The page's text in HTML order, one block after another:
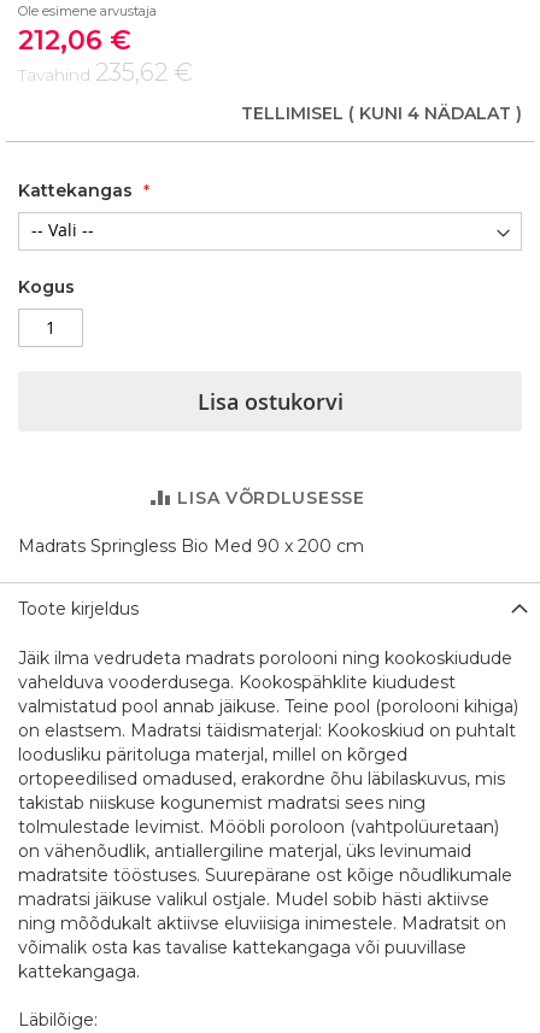
of
the
images
gallery
Ole esimene arvustaja
Soodushind
212,06 €
Tavahind 235,62 €
TELLIMISEL ( KUNI 4 NÄDALAT )
Kattekangas
Kogus
Lisa ostukorvi
LISA VÕRDLUSESSE
Madrats Springless Bio Med 90 x 200 cm
Toote kirjeldus
Jäik ilma vedrudeta madrats porolooni ning kookoskiudude
vahelduva vooderdusega. Kookospähklite kiududest
valmistatud pool annab jäikuse. Teine pool (porolooni kihiga)
on elastsem. Madratsi täidismaterjal: Kookoskiud on puhtalt
loodusliku päritoluga materjal, millel on kõrged
ortopeedilised omadused, erakordne õhu läbilaskuvus, mis
takistab niiskuse kogunemist madratsi sees ning
tolmulestade levimist. Mööbli poroloon (vahtpolüuretaan)
on vähenõudlik, antiallergiline materjal, üks levinumaid
madratsite tööstuses. Suurepärane ost kõige nõudlikumale
madratsi jäikuse valikul ostjale. Mudel sobib hästi aktiivse
ning mõõdukalt aktiivse eluviisiga inimestele. Madratsit on
võimalik osta kas tavalise kattekangaga või puuvillase
kattekangaga.
Läbilõige: